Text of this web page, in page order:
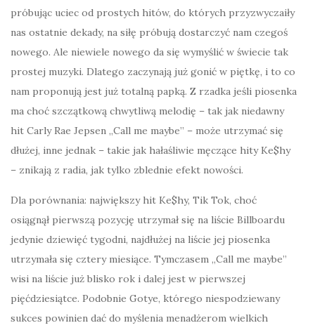
próbując uciec od prostych hitów, do których przyzwyczaiły
nas ostatnie dekady, na siłę próbują dostarczyć nam czegoś
nowego. Ale niewiele nowego da się wymyślić w świecie tak
prostej muzyki. Dlatego zaczynają już gonić w piętkę, i to co
nam proponują jest już totalną papką. Z rzadka jeśli piosenka
ma choć szczątkową chwytliwą melodię – tak jak niedawny
hit Carly Rae Jepsen „Call me maybe” – może utrzymać się
dłużej, inne jednak – takie jak hałaśliwie męczące hity Ke$hy
– znikają z radia, jak tylko zblednie efekt nowości.
Dla porównania: największy hit Ke$hy, Tik Tok, choć
osiągnął pierwszą pozycję utrzymał się na liście Billboardu
jedynie dziewięć tygodni, najdłużej na liście jej piosenka
utrzymała się cztery miesiące. Tymczasem „Call me maybe”
wisi na liście już blisko rok i dalej jest w pierwszej
pięćdziesiątce. Podobnie Gotye, którego niespodziewany
sukces powinien dać do myślenia menadżerom wielkich